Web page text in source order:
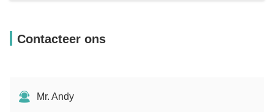
Contacteer ons
Mr. Andy